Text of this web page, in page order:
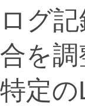
ログ
合を調
特定